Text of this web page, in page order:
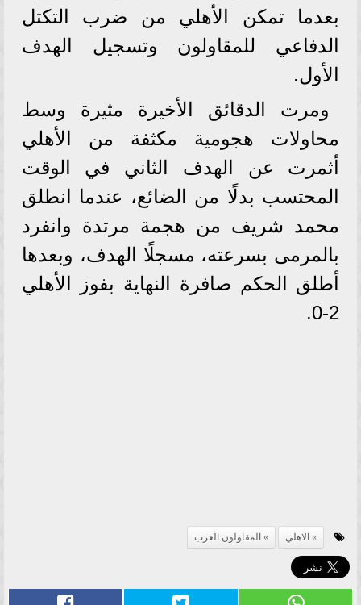
بعدما تمكن الأهلي من ضرب التكتل
الدفاعي للمقاولون وتسجيل الهدف
الأول.
ومرت الدقائق الأخيرة مثيرة وسط
محاولات هجومية مكثفة من الأهلي
أثمرت عن الهدف الثاني في الوقت
المحتسب بدلًا من الضائع، عندما انطلق
محمد شريف من هجمة مرتدة وانفرد
بالمرمى بسرعته، مسجلًا الهدف، وبعدها
أطلق الحكم صافرة النهاية بفوز الأهلي
2-0.
الاهلي المقاولون العرب